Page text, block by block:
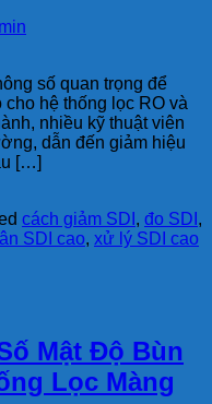
số quan trọng để
hệ thống lọc RO và
nhiều kỹ thuật viên
dẫn đến giảm hiệu
[…]
cách giảm SDI , đo SDI ,
SDI cao, xử lý SDI cao
Mật Độ Bùn
Lọc Màng